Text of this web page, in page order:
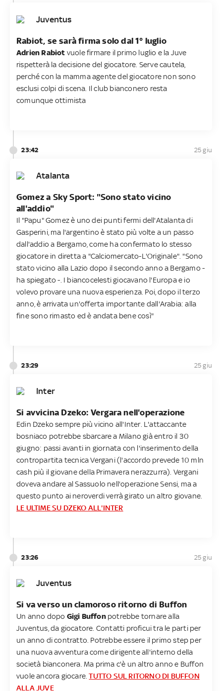
Juventus
Rabiot, se sarà firma solo dal 1° luglio
Adrien Rabiot vuole firmare il primo luglio e la Juve
rispetterà la decisione del giocatore. Serve cautela,
perché con la mamma agente del giocatore non sono
esclusi colpi di scena. Il club bianconero resta
comunque ottimista
23:42 25 giu
Atalanta
Gomez a Sky Sport: "Sono stato vicino
all'addio"
Il "Papu" Gomez è uno dei punti fermi dell'Atalanta di
Gasperini, ma l'argentino è stato più volte a un passo
dall'addio a Bergamo, come ha confermato lo stesso
giocatore in diretta a "Calciomercato-L'Originale". "Sono
stato vicino alla Lazio dopo il secondo anno a Bergamo -
ha spiegato -. I biancocelesti giocavano l'Europa e io
volevo provare una nuova esperienza. Poi, dopo il terzo
anno, è arrivata un'offerta importante dall'Arabia: alla
fine sono rimasto ed è andata bene così"
23:29 25 giu
Inter
Si avvicina Dzeko: Vergara nell'operazione
Edin Dzeko sempre più vicino all'Inter. L'attaccante
bosniaco potrebbe sbarcare a Milano già entro il 30
giugno: passi avanti in giornata con l'inserimento della
contropartita tecnica Vergani (l'accordo prevede 10 mln
cash più il giovane della Primavera nerazzurra). Vergani
doveva andare al Sassuolo nell'operazione Sensi, ma a
questo punto ai neroverdi verrà girato un altro giovane.
LE ULTIME SU DZEKO ALL'INTER
23:26 25 giu
Juventus
Si va verso un clamoroso ritorno di Buffon
Un anno dopo Gigi Buffonpotrebbe tornare alla
Juventus, da giocatore. Contatti proficui tra le parti per
un anno di contratto. Potrebbe essere il primo step per
una nuova avventura come dirigente all'interno della
società bianconera. Ma prima c'è un altro anno e Buffon
vuole ancora giocare.TUTTO SUL RITORNO DI BUFFON
ALLA JUVE